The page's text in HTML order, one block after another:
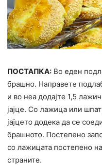
ПОСТАПКА: Во еден
брашно. Направете
и во неа додајте 1,5
јајце. Со лажица или
јајцето додека да се
брашното. Постепено
со лажицата постепено
страните.